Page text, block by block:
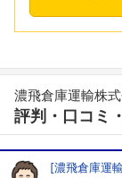
濃飛倉庫運輸株
評判・口コミ
[濃飛倉庫運